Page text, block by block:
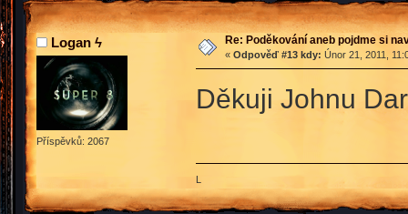
Logan ϟ
Příspěvků: 2067
Re: Poděkování aneb pojdme si
« Odpověď #13 kdy: Únor 21, 2011,
Děkuji Johnu
L